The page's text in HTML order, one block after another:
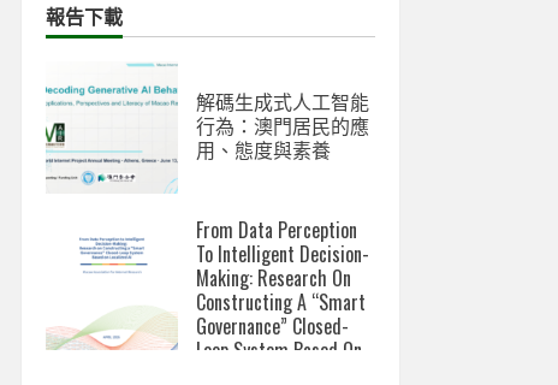
報告下載
解碼生成式人工智能
行為：澳門居民的應
用、態度與素養
From Data Perception
To Intelligent Decision-
Making: Research On
Constructing A “Smart
Governance” Closed-
Loop System Based On